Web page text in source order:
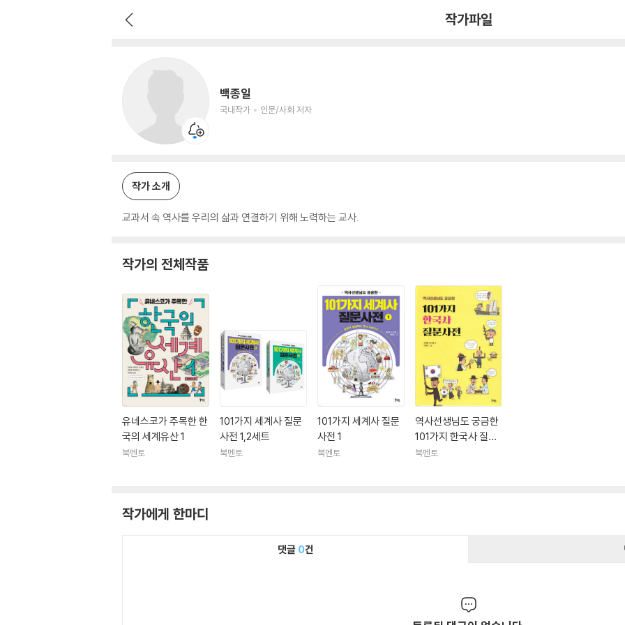
작가파일
백종일
국내작가 인문/사회 저자
작가 소개
교과서 속 역사를 우리의 삶과 연결하기 위해 노력하는 교사.
작가의 전체작품
유네스코가 주목한 한
국의 세계유산 1
북멘토
101가지 세계사 질문
사전 1,2세트
북멘토
101가지 세계사 질문
사전 1
북멘토
역사선생님도 궁금한
101가지 한국사 질문
사전
북멘토
작가에게 한마디
댓글 0건